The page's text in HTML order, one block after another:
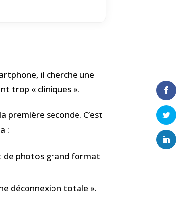
il cherche une
trop « cliniques ».
première seconde. C’est
:
de photos grand format
déconnexion totale ».